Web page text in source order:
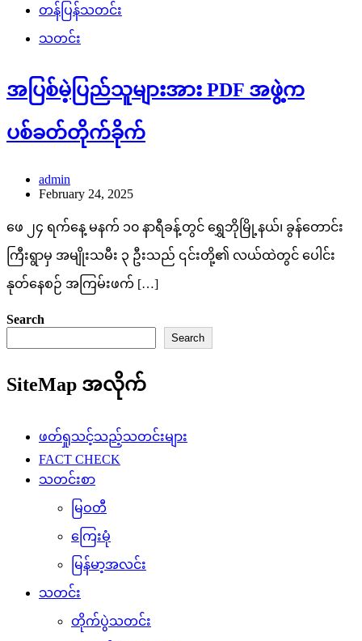
တန်ပြန်သတင်း
သတင်း
အပြစ်မဲ့ပြည်သူများအား PDF အဖွဲ့က
ပစ်ခတ်တိုက်ခိုက်
admin
February 24, 2025
ဖေ ၂၄ ရက်နေ့ မနက် ၁၀ နာရီခန့်တွင် ရွှေဘိုမြို့နယ်၊ ခွန်တောင်း
ကြီးရွာမှ အမျိုးသမီး ၃ ဦးသည် ၎င်းတို့၏ လယ်ထဲတွင် ပေါင်း
နုတ်နေစဉ် အကြမ်းဖက် […]
Search
Search
SiteMap အလိုက်
ဖတ်ရှုသင့်သည့်သတင်းများ
FACT CHECK
သတင်းစာ
မြဝတီ
ကြေးမုံ
မြန်မာ့အလင်း
သတင်း
တိုက်ပွဲသတင်း